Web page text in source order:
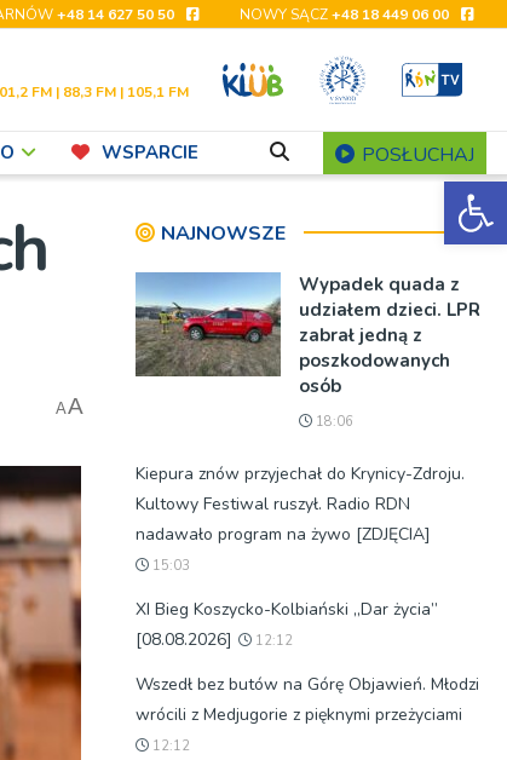
+48 14 627 50 50 NOWY SĄCZ+48 18 449 06 00
FM | 88,3 FM | 105,1 FM
WSPARCIE POSŁUCHAJ
AA
NAJNOWSZE
Wypadek quada z
udziałem dzieci. LPR
zabrał jedną z
poszkodowanych
osób
18:06
Kiepura znów przyjechał do Krynicy-Zdroju.
Kultowy Festiwal ruszył. Radio RDN
nadawało program na żywo [ZDJĘCIA]
15:03
XI Bieg Koszycko-Kolbiański „Dar życia”
[08.08.2026]
12:12
Wszedł bez butów na Górę Objawień. Młodzi
wrócili z Medjugorie z pięknymi przeżyciami
12:12